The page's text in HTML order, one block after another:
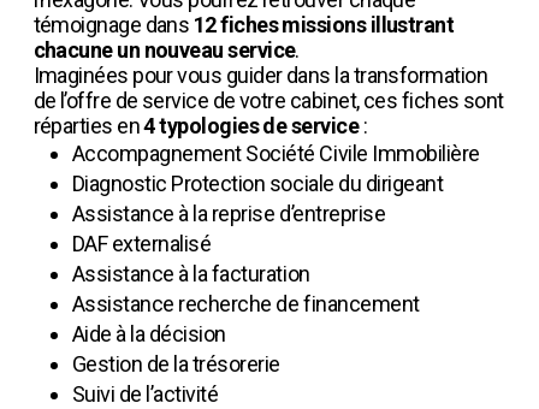
témoignage dans 12 fiches missions illustrant
chacune un nouveau service.
Imaginées pour vous guider dans la transformation
de l’offre de service de votre cabinet, ces fiches sont
réparties en4 typologies de service:
Accompagnement Société Civile Immobilière
Diagnostic Protection sociale du dirigeant
Assistance à la reprise d’entreprise
DAF externalisé
Assistance à la facturation
Assistance recherche de financement
Aide à la décision
Gestion de la trésorerie
Suivi de l’activité